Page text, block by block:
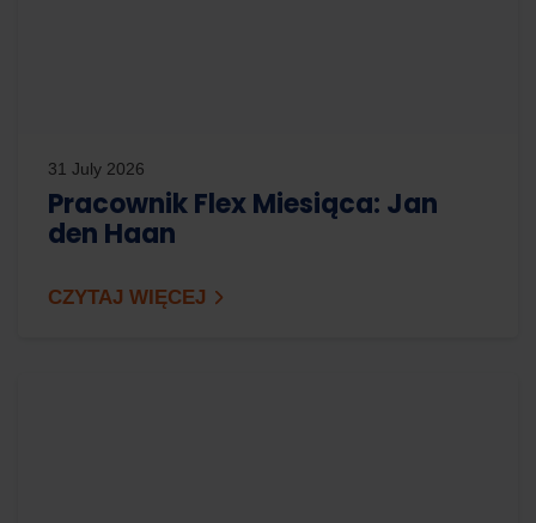
31 July 2026
Pracownik Flex Miesiąca: Jan
den Haan
CZYTAJ WIĘCEJ